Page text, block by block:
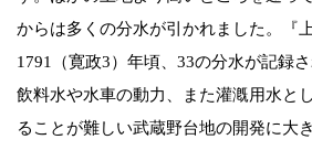
からは多くの分水が引かれました。『
1791（寛政3）年頃、33の分水が記録
飲料水や水車の動力、また灌漑用水と
ることが難しい武蔵野台地の開発に大